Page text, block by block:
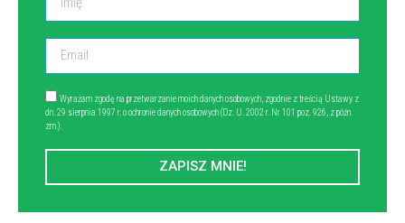
Wyrażam zgodę na przetwarzanie moich danych osobowych, zgodnie z treścią Ustawy z
dn. 29 sierpnia 1997 r. o ochronie danych osobowych (Dz. U. 2002 r. Nr 101 poz. 926, z późn.
zm.).
ZAPISZ MNIE!